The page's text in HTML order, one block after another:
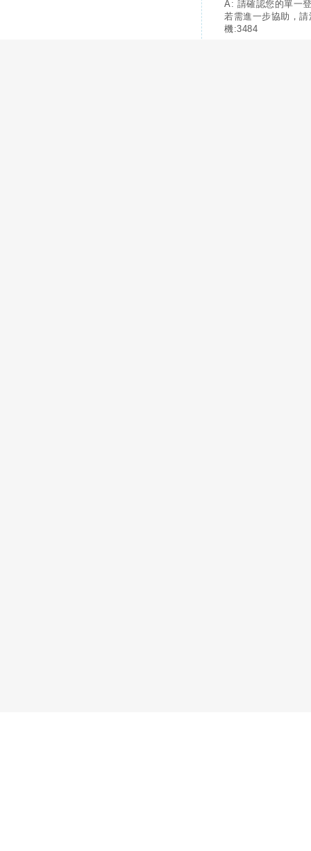
A: 請確認您的單一
若需進一步協助，
機:3484